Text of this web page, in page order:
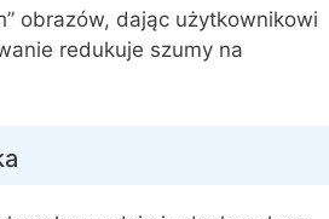
obrazów, dając użytkownikowi
redukuje szumy na